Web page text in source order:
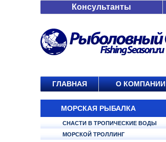
Консультанты
ГЛАВНАЯ О КОМПАНИИ
МОРСКАЯ РЫБАЛКА
СНАСТИ В ТРОПИЧЕСКИЕ ВОДЫ
МОРСКОЙ ТРОЛЛИНГ